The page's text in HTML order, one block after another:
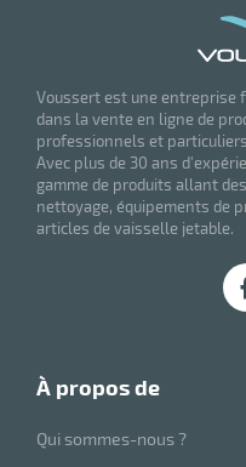
Voussert est une entreprise
dans la vente en ligne de
professionnels et
Avec plus de 30 ans
gamme de produits allant
nettoyage, équipements de
articles de vaisselle jetable.
à propos de
Qui sommes-nous ?